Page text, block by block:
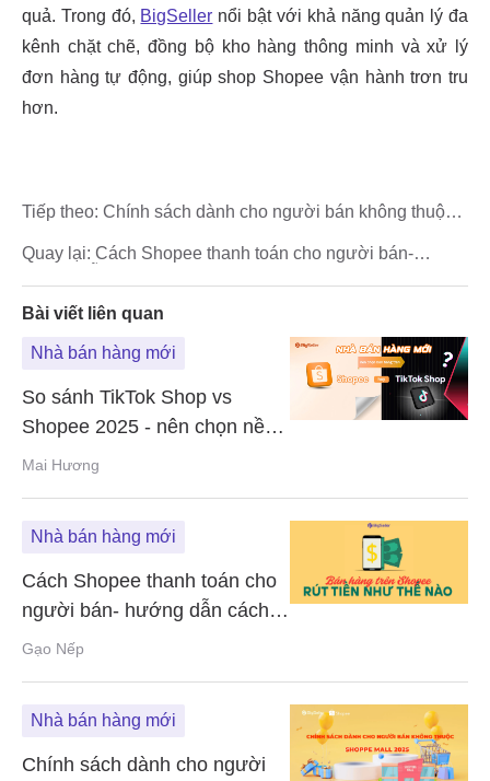
Quay lại: Cách Shopee thanh toán cho người bán-
Tiếp theo: Chính sách dành cho người bán không thuộc
Bài viết liên quan
Nhà bán hàng mới
So sánh TikTok Shop vs
Shopee 2025 - nên chọn nền
tảng nào?
Mai Hương
Nhà bán hàng mới
Cách Shopee thanh toán cho
người bán- hướng dẫn cách
rút tiền
Gạo Nếp
Nhà bán hàng mới
Chính sách dành cho người